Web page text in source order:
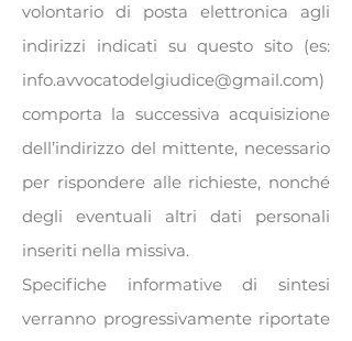
volontario di posta elettronica agli
indirizzi indicati su questo sito (es:
info.avvocatodelgiudice@gmail.com)
comporta la successiva acquisizione
dell’indirizzo del mittente, necessario
per rispondere alle richieste, nonché
degli eventuali altri dati personali
inseriti nella missiva.
Specifiche informative di sintesi
verranno progressivamente riportate